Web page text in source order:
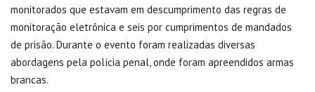
monitorados que estavam em descumprimento das regras de
monitoração eletrônica e seis por cumprimentos de mandados
de prisão. Durante o evento foram realizadas diversas
abordagens pela polícia penal, onde foram apreendidos armas
brancas.